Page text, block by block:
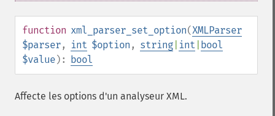
function xml_parser_set_option(XMLParser
$parser, int $option , string int bool
$value): bool
Affecte les options d'un analyseur XML.